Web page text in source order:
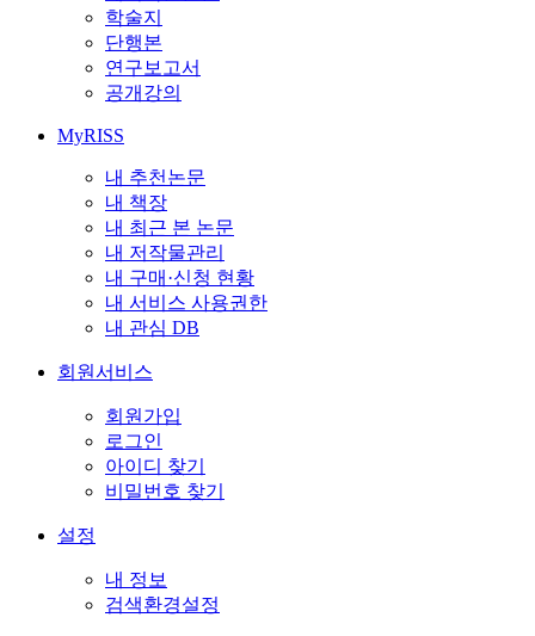
학술지
단행본
연구보고서
공개강의
MyRISS
내 추천논문
내 책장
내 최근 본 논문
내 저작물관리
내 구매·신청 현황
내 서비스 사용권한
내 관심 DB
회원서비스
회원가입
로그인
아이디 찾기
비밀번호 찾기
설정
내 정보
검색환경설정